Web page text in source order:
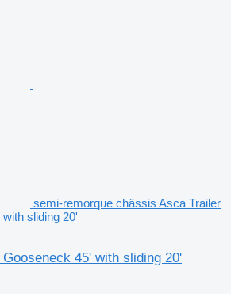
semi-remorque châssis Asca Trailer
sliding 20'
45' with sliding 20'